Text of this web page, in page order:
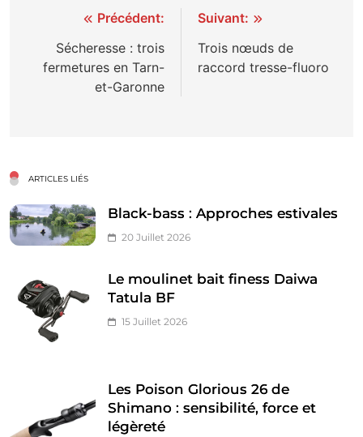
Navigation
l’article
Précédent:
Sécheresse : trois
fermetures en Tarn-
et-Garonne
Suivant:
Trois nœuds de
raccord tresse-fluoro
ARTICLES LIÉS
Black-bass : Approches estivales
20 Juillet 2026
Le moulinet bait finess Daiwa
Tatula BF
15 Juillet 2026
Les Poison Glorious 26 de
Shimano : sensibilité, force et
légèreté